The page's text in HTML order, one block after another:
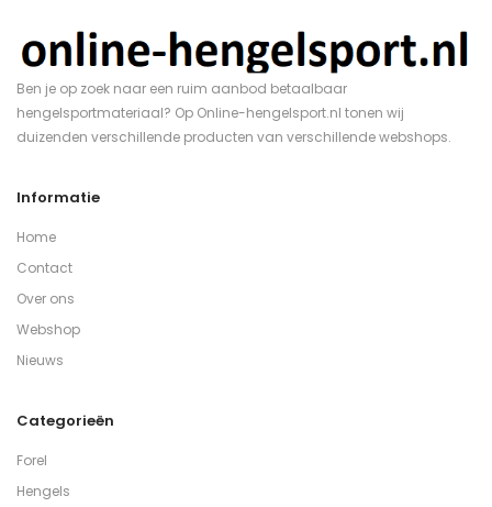
Ben je op zoek naar een ruim aanbod betaalbaar
hengelsportmateriaal? Op Online-hengelsport.nl tonen wij
duizenden verschillende producten van verschillende webshops.
Informatie
Home
Contact
Over ons
Webshop
Nieuws
Categorieën
Forel
Hengels